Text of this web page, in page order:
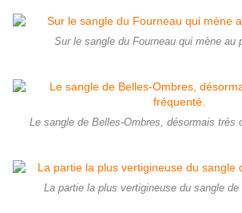
Sur le sangle du Fourneau qui mène au
Le sangle de Belles-Ombres, désormais très
La partie la plus vertigineuse du sangle de